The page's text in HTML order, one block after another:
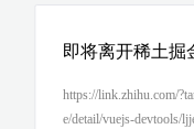
即将离开稀土掘
https://link.zhihu.com/
e/detail/vuejs-devtools/